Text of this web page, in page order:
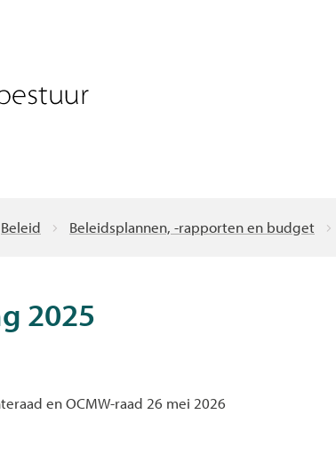
Beleid Beleidsplannen, -rapporten en budget
2025
en OCMW-raad 26 mei 2026